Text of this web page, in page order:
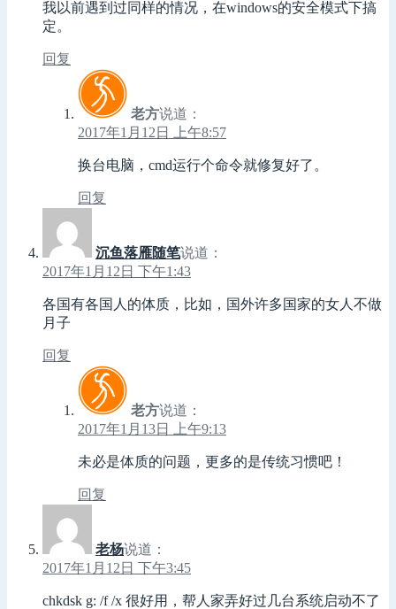
我以前遇到过同样的情况，在windows的安全模式下搞
定。
回复
老方说道：
2017年1月12日 上午8:57
换台电脑，cmd运行个命令就修复好了。
回复
沉鱼落雁随笔说道：
2017年1月12日 下午1:43
各国有各国人的体质，比如，国外许多国家的女人不做
月子
回复
老方说道：
2017年1月13日 上午9:13
未必是体质的问题，更多的是传统习惯吧！
回复
老杨说道：
2017年1月12日 下午3:45
chkdsk g: /f /x 很好用，帮人家弄好过几台系统启动不了